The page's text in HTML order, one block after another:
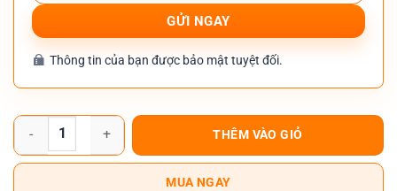
Thông tin của bạn được bảo mật tuyệt đối.
Máy photocopy Toshiba e-Studio 3515AC Renew mới 99% hàng
THÊM VÀO GIỎ
MUA NGAY